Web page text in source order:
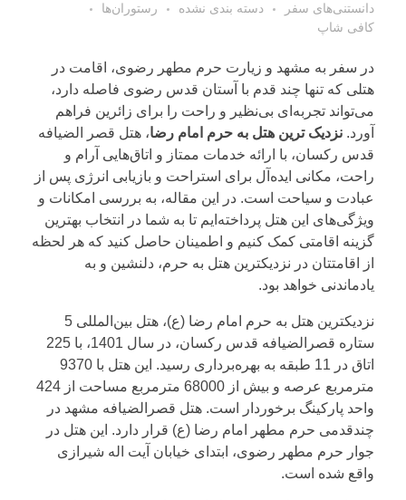
دانستنی‌های سفر
دسته بندی نشده
رستوران‌ها
کافی شاپ
در سفر به مشهد و زیارت حرم مطهر رضوی، اقامت در
هتلی که تنها چند قدم با آستان قدس رضوی فاصله دارد،
می‌تواند تجربه‌ای بی‌نظیر و راحت را برای زائرین فراهم
آورد. نزدیک ترین هتل به حرم امام رضا، هتل قصر الضیافه
قدس رکسان، با ارائه خدمات ممتاز و اتاق‌هایی آرام و
راحت، مکانی ایده‌آل برای استراحت و بازیابی انرژی پس از
عبادت و سیاحت است. در این مقاله، به بررسی امکانات و
ویژگی‌های این هتل پرداخته‌ایم تا به شما در انتخاب بهترین
گزینه اقامتی کمک کنیم و اطمینان حاصل کنید که هر لحظه
از اقامتتان در نزدیکترین هتل به حرم، دلنشین و به
یادماندنی خواهد بود.
نزدیکترین هتل به حرم امام رضا (ع)، هتل بین‌المللی 5
ستاره قصرالضیافه قدس رکسان، در سال 1401، با 225
اتاق در 11 طبقه به بهره‌برداری رسید. این هتل با 9370
مترمربع عرصه و بیش از 68000 مترمربع مساحت از 424
واحد پارکینگ برخوردار است. هتل قصرالضیافه مشهد در
چندقدمی حرم مطهر امام رضا (ع) قرار دارد. این هتل در
جوار حرم مطهر رضوی، ابتدای خیابان آیت اله شیرازی
واقع شده‌ است.